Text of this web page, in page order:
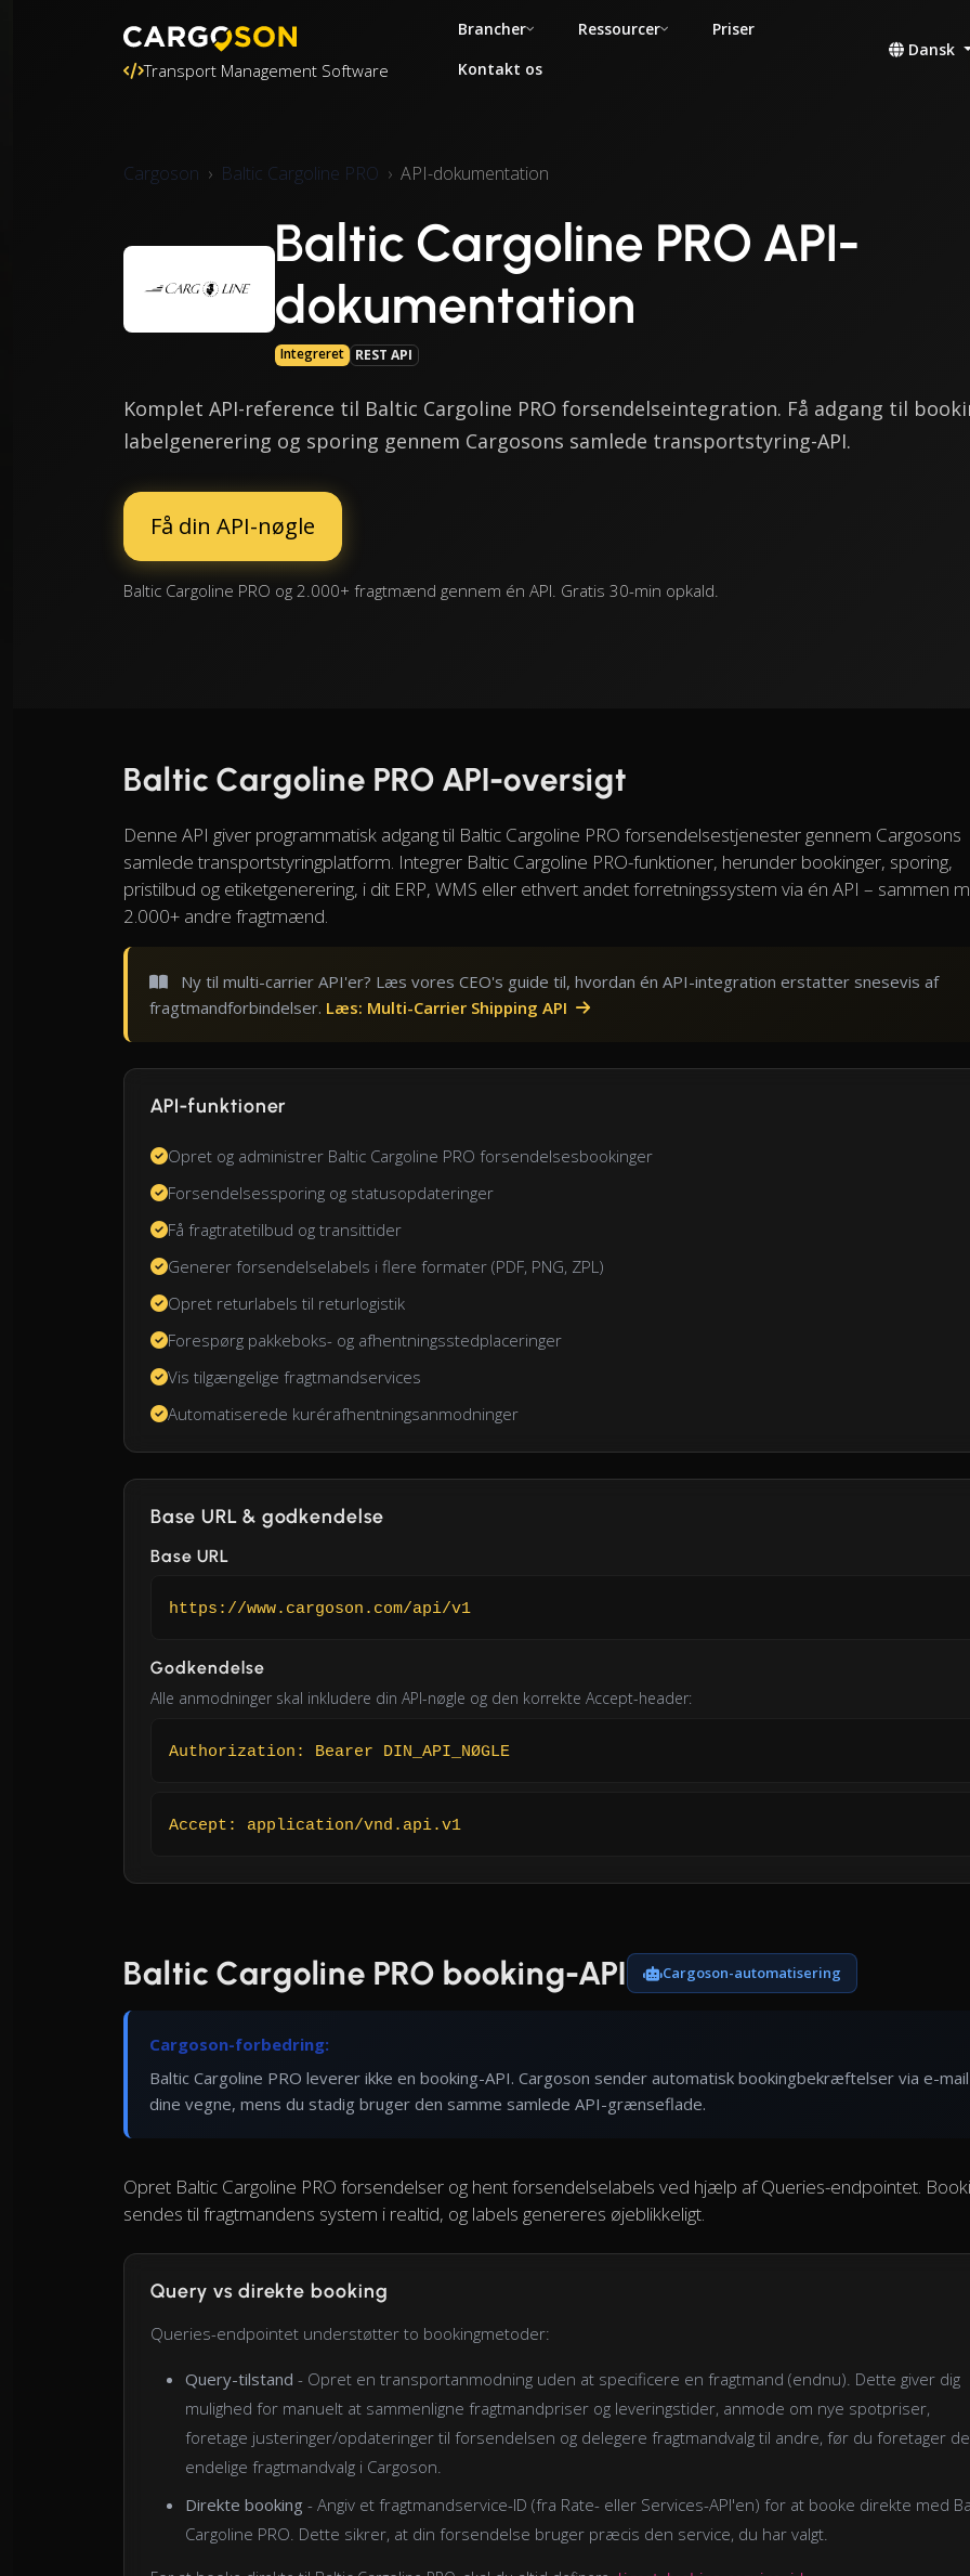
Transport Management Software
Brancher Ressourcer
Priser
Kontakt os
Dansk
Cargoson Baltic Cargoline PRO API-dokumentation
Baltic Cargoline PRO API-
dokumentation
Integreret REST API
Komplet API-reference til Baltic Cargoline PRO forsendelseintegration. Få adgang til
labelgenerering og sporing gennem Cargosons samlede transportstyring-API.
Få din API-nøgle
Baltic Cargoline PRO og 2.000+ fragtmænd gennem én API. Gratis 30-min opkald.
Baltic Cargoline PRO API-oversigt
Denne API giver programmatisk adgang til Baltic Cargoline PRO forsendelsestjenester gennem Cargosons
samlede transportstyringplatform. Integrer Baltic Cargoline PRO-funktioner, herunder bookinger, sporing,
pristilbud og etiketgenerering, i dit ERP, WMS eller ethvert andet forretningssystem via én API – sammen
2.000+ andre fragtmænd.
Ny til multi-carrier API'er? Læs vores CEO's guide til, hvordan én API-integration erstatter snesevis af
fragtmandforbindelser. Læs: Multi-Carrier Shipping API
API-funktioner
Opret og administrer Baltic Cargoline PRO forsendelsesbookinger
Forsendelsessporing og statusopdateringer
Få fragtratetilbud og transittider
Generer forsendelselabels i flere formater (PDF, PNG, ZPL)
Opret returlabels til returlogistik
Forespørg pakkeboks- og afhentningsstedplaceringer
Vis tilgængelige fragtmandservices
Automatiserede kurérafhentningsanmodninger
Base URL & godkendelse
Base URL
https://www.cargoson.com/api/v1
Godkendelse
Alle anmodninger skal inkludere din API-nøgle og den korrekte Accept-header:
Authorization: Bearer DIN_API_NØGLE
Accept: application/vnd.api.v1
Baltic Cargoline PRO booking-API Cargoson-automatisering
Cargoson-forbedring:
Baltic Cargoline PRO leverer ikke en booking-API. Cargoson sender automatisk bookingbekræftelser via e-
dine vegne, mens du stadig bruger den samme samlede API-grænseflade.
Opret Baltic Cargoline PRO forsendelser og hent forsendelselabels ved hjælp af Queries-endpointet.
sendes til fragtmandens system i realtid, og labels genereres øjeblikkeligt.
Query vs direkte booking
Queries-endpointet understøtter to bookingmetoder:
Query-tilstand - Opret en transportanmodning uden at specificere en fragtmand (endnu). Dette giver dig
mulighed for manuelt at sammenligne fragtmandpriser og leveringstider, anmode om nye spotpriser,
foretage justeringer/opdateringer til forsendelsen og delegere fragtmandvalg til andre, før du foretager
endelige fragtmandvalg i Cargoson.
Direkte booking - Angiv et fragtmandservice-ID (fra Rate- eller Services-API'en) for at booke direkte med
Cargoline PRO. Dette sikrer, at din forsendelse bruger præcis den service, du har valgt.